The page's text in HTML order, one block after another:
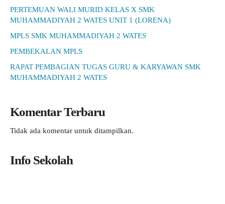
PERTEMUAN WALI MURID KELAS X SMK
MUHAMMADIYAH 2 WATES UNIT 1 (LORENA)
MPLS SMK MUHAMMADIYAH 2 WATES
PEMBEKALAN MPLS
RAPAT PEMBAGIAN TUGAS GURU & KARYAWAN SMK
MUHAMMADIYAH 2 WATES
Komentar Terbaru
Tidak ada komentar untuk ditampilkan.
Info Sekolah